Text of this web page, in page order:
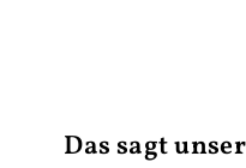
Das sagt